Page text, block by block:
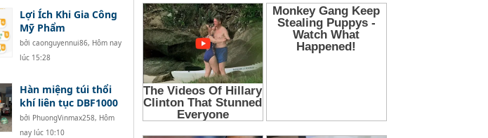
Lợi Ích Khi Gia Công
Mỹ Phẩm
bởi caonguyennui86, Hôm nay
lúc 15:28
Hàn miệng túi thổi
khí liên tục DBF1000
bởi PhuongVinmax258, Hôm
nay lúc 10:10